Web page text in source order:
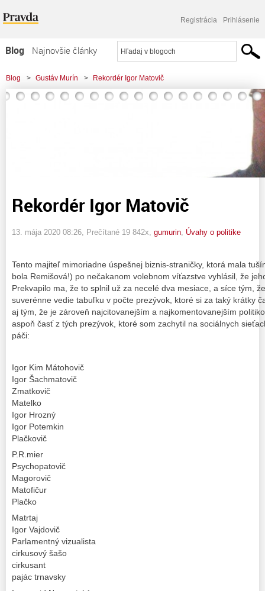
Registrácia Prihlásenie
Blog
Najnovšie články
Najčítanejšie články
Najkomentovanejšie články
Blog > Gustáv Murín > Rekordér Igor Matovič
Rekordér Igor Matovič
13. mája 2020 08:26 , Prečítané 19 842x, gumurin Úvahy o politike
Tento majiteľ mimoriadne úspešnej biznis-straničky, ktorá mala
bola Remišová!) po nečakanom volebnom víťazstve vyhlásil, že
Prekvapilo ma, že to splnil už za necelé dva mesiace, a síce tým,
suverénne vedie tabuľku v počte prezývok, ktoré si za taký krátky
aj tým, že je zároveň najcitovanejším a najkomentovanejším
aspoň časť z tých prezývok, ktoré som zachytil na sociálnych
páči:
Igor Kim Mátohovič
Igor Šachmatovič
Zmatkovič
Matelko
Igor Hrozný
Igor Potemkin
Plačkovič
P.R.mier
Psychopatovič
Magorovič
Matofičur
Plačko
Matrtaj
Igor Vajdovič
Parlamentný vizualista
cirkusový šašo
cirkusant
pajác trnavsky